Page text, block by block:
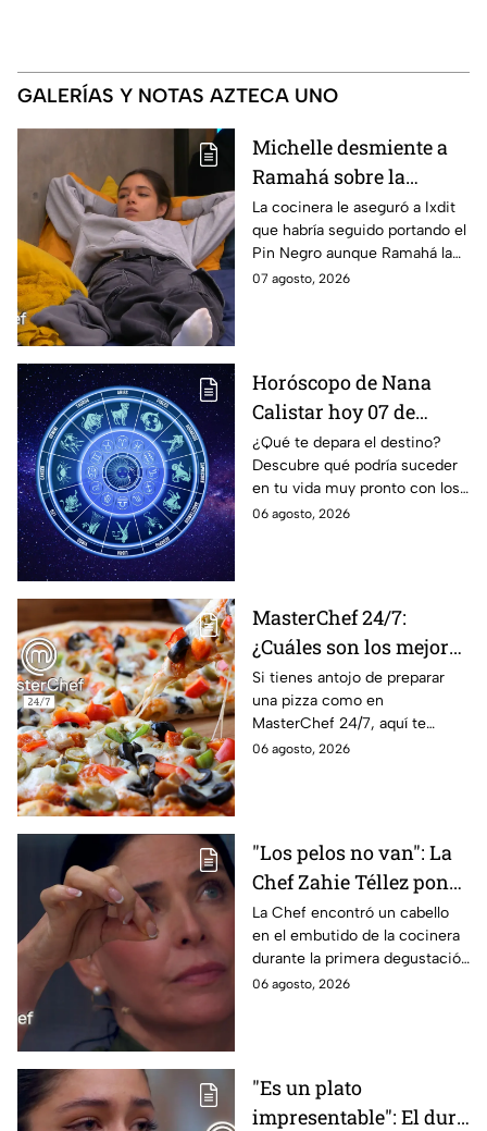
GALERÍAS Y NOTAS AZTECA UNO
Michelle desmiente a
Ramahá sobre la
designación del Pin
Negro a un integrante
de las "Divas" en
MasterChef 24/7
La cocinera le aseguró a Ixdit
que habría seguido portando el
Pin Negro aunque Ramahá la
hubiera subido al balcón
07 agosto, 2026
Horóscopo de Nana
Calistar hoy 07 de
agosto; estos signos
podrían dejar de estar
solteros más pronto de
lo que imaginan y
¿Qué te depara el destino?
Descubre qué podría suceder
en tu vida muy pronto con los
horóscopos de Nana Calistar;
06 agosto, 2026
MasterChef 24/7:
¿Cuáles son los mejores
quesos para preparar
pizza en casa?
Si tienes antojo de preparar
una pizza como en
MasterChef 24/7, aquí te
contamos todo lo que debes
06 agosto, 2026
"Los pelos no van": La
Chef Zahie Téllez pone
en evidencia a Carmen
en la gala de mandiles
negros de MasterChef
24/7
La Chef encontró un cabello
en el embutido de la cocinera
durante la primera degustación
de la noche
06 agosto, 2026
"Es un plato
impresentable": El duro